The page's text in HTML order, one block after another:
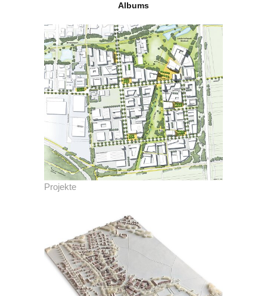
Albums
Projekte